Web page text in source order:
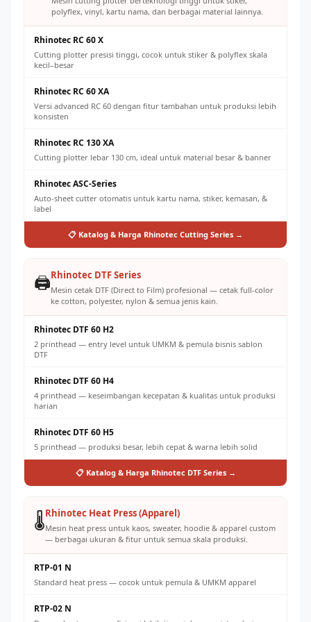
polyflex, vinyl, kartu nama, dan berbagai material lainnya.
Rhinotec RC 60 X
Cutting plotter presisi tinggi, cocok untuk stiker & polyflex skala
kecil–besar
Rhinotec RC 60 XA
Versi advanced RC 60 dengan fitur tambahan untuk produksi lebih
konsisten
Rhinotec RC 130 XA
Cutting plotter lebar 130 cm, ideal untuk material besar & banner
Rhinotec ASC-Series
Auto-sheet cutter otomatis untuk kartu nama, stiker, kemasan, &
label
📋 Katalog & Harga Rhinotec Cutting Series →
🖨️Rhinotec DTF Series
Mesin cetak DTF (Direct to Film) profesional — cetak full-color
ke cotton, polyester, nylon & semua jenis kain.
Rhinotec DTF 60 H2
2 printhead — entry level untuk UMKM & pemula bisnis sablon
DTF
Rhinotec DTF 60 H4
4 printhead — keseimbangan kecepatan & kualitas untuk produksi
harian
Rhinotec DTF 60 H5
5 printhead — produksi besar, lebih cepat & warna lebih solid
📋 Katalog & Harga Rhinotec DTF Series →
🌡️Rhinotec Heat Press (Apparel)
Mesin heat press untuk kaos, sweater, hoodie & apparel custom
— berbagai ukuran & fitur untuk semua skala produksi.
RTP-01 N
Standard heat press — cocok untuk pemula & UMKM apparel
RTP-02 N